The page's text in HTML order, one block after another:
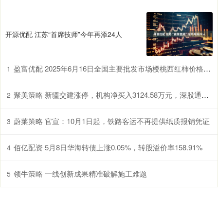
开源优配 江苏“首席技师”今年再添24人
1 盈富优配 2025年6月16日全国主要批发市场樱桃西红柿价格行情
2 聚美策略 新疆交建涨停，机构净买入3124.58万元，深股通净买入4592.37万元
3 蔚莱策略 官宣：10月1日起，铁路客运不再提供纸质报销凭证
4 佰亿配资 5月8日华海转债上涨0.05%，转股溢价率158.91%
5 领牛策略 一线创新成果精准破解施工难题